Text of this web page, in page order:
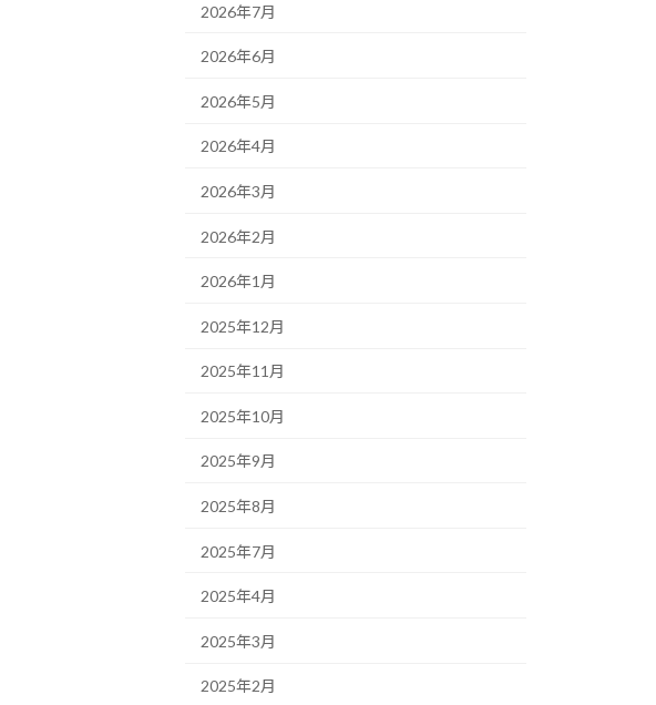
2026年7月
2026年6月
2026年5月
2026年4月
2026年3月
2026年2月
2026年1月
2025年12月
2025年11月
2025年10月
2025年9月
2025年8月
2025年7月
2025年4月
2025年3月
2025年2月